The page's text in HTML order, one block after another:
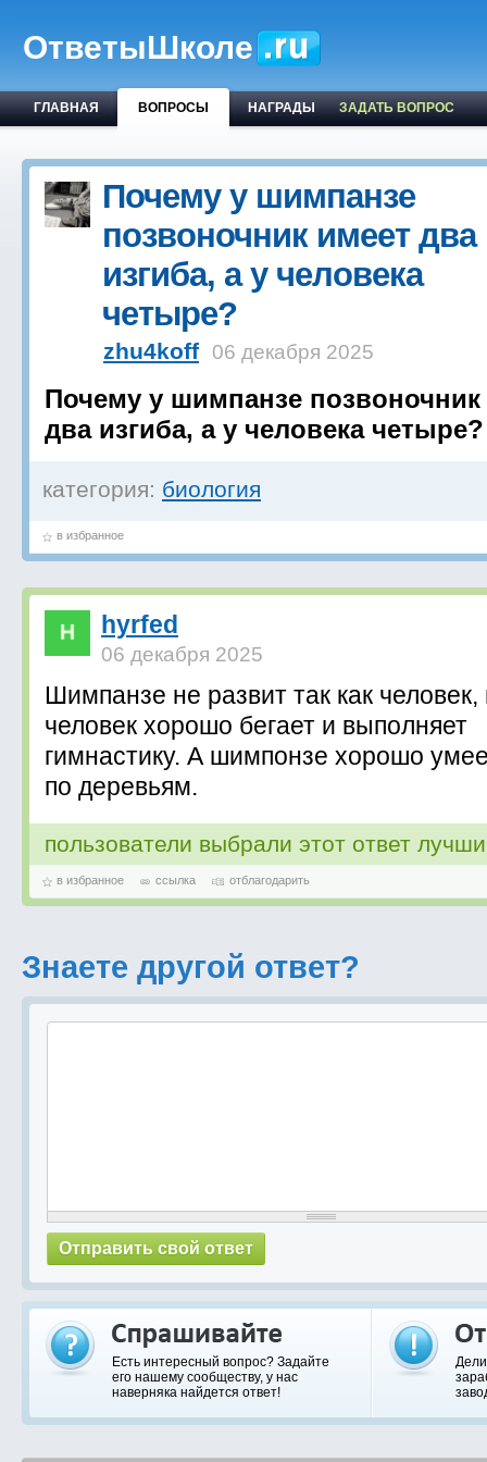
ОтветыШколе
ГЛАВНАЯ ВОПРОСЫ НАГРАДЫ ЗАДАТЬ ВОПРОС
Почему у шимпанзе
позвоночник имеет два
изгиба, а у человека
четыре?
zhu4koff 06 декабря 2025
Почему у шимпанзе позвоночник
два изгиба, а у человека четыре?
категория: биология
в избранное
hyrfed
06 декабря 2025
Шимпанзе не развит так как человек,
человек хорошо бегает и выполняет
гимнастику. А шимпонзе хорошо
по деревьям.
пользователи выбрали этот ответ
в избранное ссылка отблагодарить
Знаете другой ответ?
Есть интересный вопрос? Задайте
его нашему сообществу, у нас
наверняка найдется ответ!